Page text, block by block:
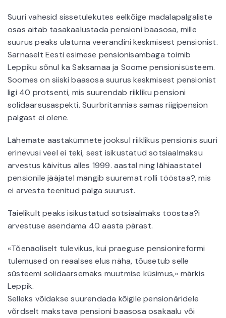
Suuri vahesid sissetulekutes eelkõige madalapalgaliste
osas aitab tasakaalustada pensioni baasosa, mille
suurus peaks ulatuma veerandini keskmisest pensionist.
Sarnaselt Eesti esimese pensionisambaga toimib
Leppiku sõnul ka Saksamaa ja Soome pensionisüsteem.
Soomes on siiski baasosa suurus keskmisest pensionist
ligi 40 protsenti, mis suurendab riikliku pensioni
solidaarsusaspekti. Suurbritannias samas riigipension
palgast ei olene.
Lähemate aastakümnete jooksul riiklikus pensionis suuri
erinevusi veel ei teki, sest isikustatud sotsiaalmaksu
arvestus käivitus alles 1999. aastal ning lähiaastatel
pensionile jääjatel mängib suuremat rolli tööstaa?, mis
ei arvesta teenitud palga suurust.
Täielikult peaks isikustatud sotsiaalmaks tööstaa?i
arvestuse asendama 40 aasta pärast.
«Tõenäoliselt tulevikus, kui praeguse pensionireformi
tulemused on reaalses elus näha, tõusetub selle
süsteemi solidaarsemaks muutmise küsimus,» märkis
Leppik.
Selleks võidakse suurendada kõigile pensionäridele
võrdselt makstava pensioni baasosa osakaalu või